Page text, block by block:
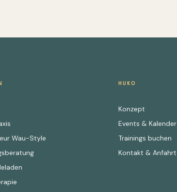
Wau-Style
HUKO
Konzept
Events & Kalender
Trainings buchen
Kontakt & Anfahrt